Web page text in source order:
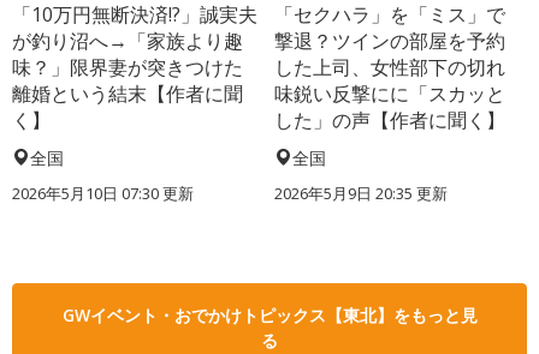
「10万円無断決済!?」誠実夫
が釣り沼へ→「家族より趣
味？」限界妻が突きつけた
離婚という結末【作者に聞
く】
全国
2026年5月10日 07:30 更新
「セクハラ」を「ミス」で
撃退？ツインの部屋を予約
した上司、女性部下の切れ
味鋭い反撃にに「スカッと
した」の声【作者に聞く】
全国
2026年5月9日 20:35 更新
GWイベント・おでかけトピックス【東北】をもっと見
る